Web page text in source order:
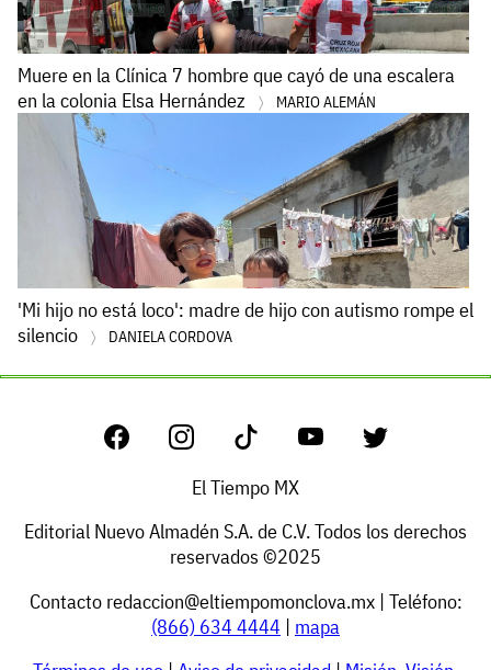
Muere en la Clínica 7 hombre que cayó de una escalera
en la colonia Elsa Hernández
MARIO ALEMÁN
'Mi hijo no está loco': madre de hijo con autismo rompe el
silencio
DANIELA CORDOVA
El Tiempo MX
Editorial Nuevo Almadén S.A. de C.V. Todos los derechos
reservados ©2025
Contacto redaccion@eltiempomonclova.mx| Teléfono:
(866) 634 4444 | mapa